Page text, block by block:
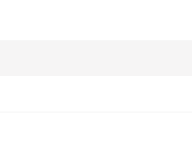
ପିତା ଶ୍ରୀ ଯୋଗେଶ ଚନ୍ଦ୍ର ଦାସ ଓ